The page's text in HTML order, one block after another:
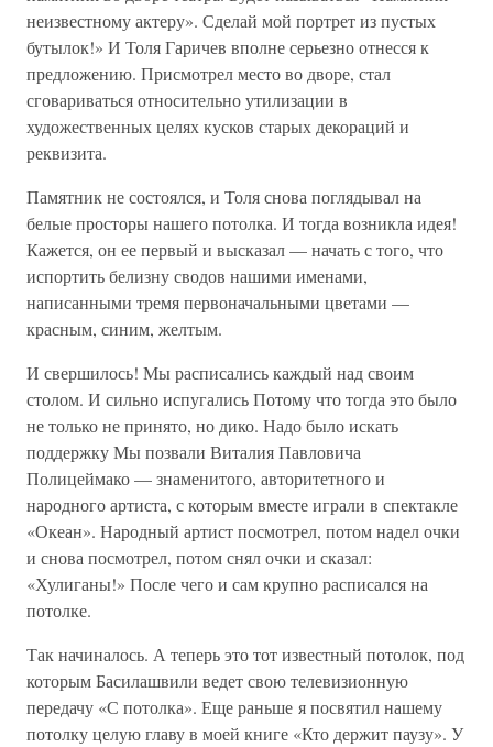
неизвестному актеру». Сделай мой портрет из пустых
бутылок!» И Толя Гаричев вполне серьезно отнесся к
предложению. Присмотрел место во дворе, стал
сговариваться относительно утилизации в
художественных целях кусков старых декораций и
реквизита.
Памятник не состоялся, и Толя снова поглядывал на
белые просторы нашего потолка. И тогда возникла идея!
Кажется, он ее первый и высказал — начать с того, что
испортить белизну сводов нашими именами,
написанными тремя первоначальными цветами —
красным, синим, желтым.
И свершилось! Мы расписались каждый над своим
столом. И сильно испугались Потому что тогда это было
не только не принято, но дико. Надо было искать
поддержку Мы позвали Виталия Павловича
Полицеймако — знаменитого, авторитетного и
народного артиста, с которым вместе играли в спектакле
«Океан». Народный артист посмотрел, потом надел очки
и снова посмотрел, потом снял очки и сказал:
«Хулиганы!» После чего и сам крупно расписался на
потолке.
Так начиналось. А теперь это тот известный потолок, под
которым Басилашвили ведет свою телевизионную
передачу «С потолка». Еще раньше я посвятил нашему
потолку целую главу в моей книге «Кто держит паузу». У